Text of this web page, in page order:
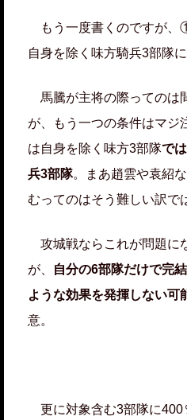
もう一度書くのですが
自身を除く味方騎兵3部隊
馬騰が主将の際ってのは
が、もう一つの条件はマジ
は自身を除く味方3部隊で
兵3部隊。まあ趙雲や袁紹
むってのはそう難しい訳で
攻城戦ならこれが問題に
が、
自分の6部隊だけで完
ような効果を発揮しない可
意。
更に対象含む3部隊に400